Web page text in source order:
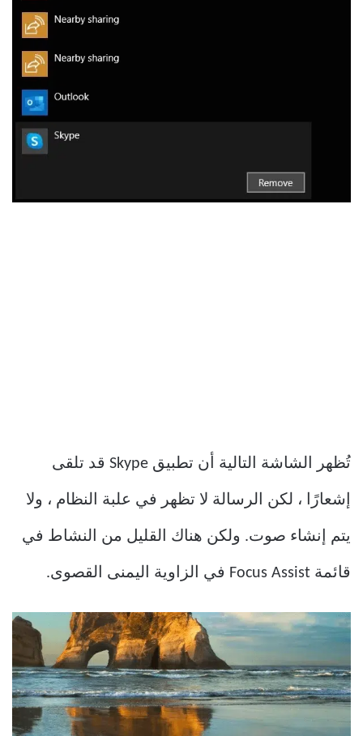
تُظهر الشاشة التالية أن تطبيق Skype قد تلقى
إشعارًا ، لكن الرسالة لا تظهر في علبة النظام ، ولا
يتم إنشاء صوت. ولكن هناك القليل من النشاط في
قائمة Focus Assist في الزاوية اليمنى القصوى.